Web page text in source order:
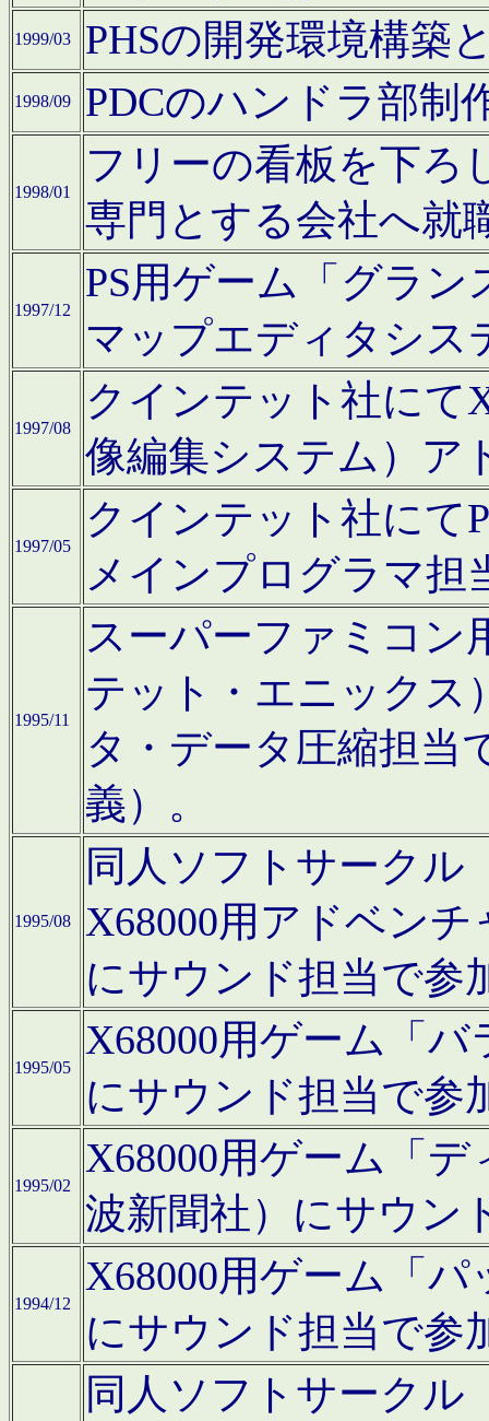
1999/03 PHSの開発環境構築
1998/09 PDCのハンドラ部制
1998/01
フリーの看板を下ろ
専門とする会社へ就
1997/12
PS用ゲーム「グラン
マップエディタシス
1997/08
クインテット社にて
像編集システム）ア
1997/05
クインテット社にて
メインプログラマ担
1995/11
スーパーファミコン
テット・エニックス
タ・データ圧縮担当
義）。
1995/08
同人ソフトサークル
X68000用アドベン
にサウンド担当で参
1995/05
X68000用ゲーム「
にサウンド担当で参
1995/02
X68000用ゲーム「
波新聞社）にサウン
1994/12
X68000用ゲーム「
にサウンド担当で参
同人ソフトサークル